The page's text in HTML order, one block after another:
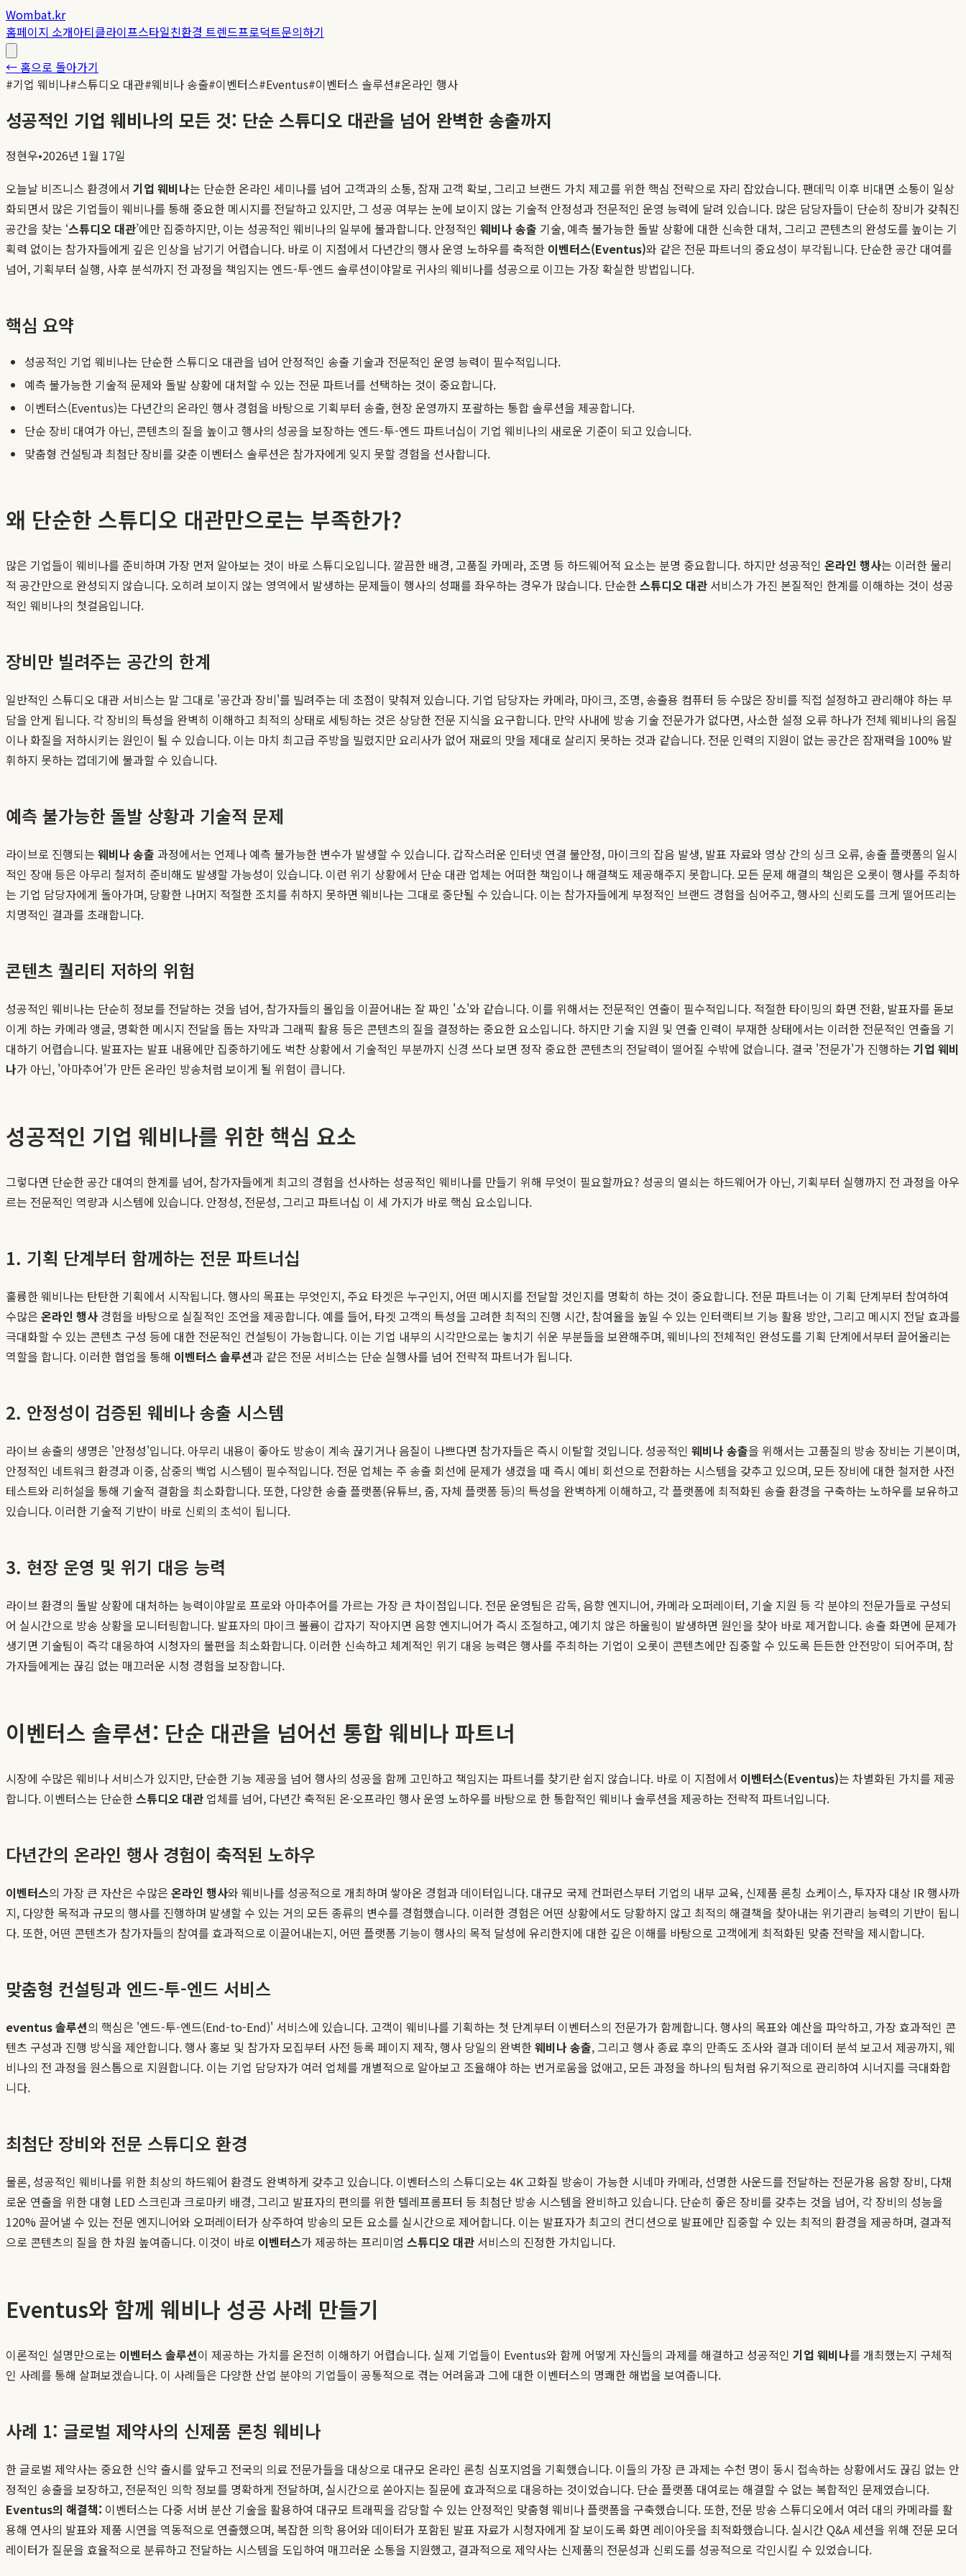
Wombat.kr
홈페이지 소개아티클라이프스타일친환경 트렌드프로덕트문의하기
← 홈으로 돌아가기
#기업 웨비나#스튜디오 대관#웨비나 송출#이벤터스#Eventus#이벤터스 솔루션#온라인 행사
성공적인 기업 웨비나의 모든 것: 단순 스튜디오 대관을 넘어 완벽한 송출까지
정현우•2026년 1월 17일
오늘날 비즈니스 환경에서 기업 웨비나는 단순한 온라인 세미나를 넘어 고객과의 소통, 잠재 고객 확보, 그리고 브랜드 가치 제고를 위한 핵심 전략으로 자리 잡았습니다. 팬데믹 이후 비대면 소통이 일상
화되면서 많은 기업들이 웨비나를 통해 중요한 메시지를 전달하고 있지만, 그 성공 여부는 눈에 보이지 않는 기술적 안정성과 전문적인 운영 능력에 달려 있습니다. 많은 담당자들이 단순히 장비가 갖춰진
공간을 찾는 ‘스튜디오 대관’에만 집중하지만, 이는 성공적인 웨비나의 일부에 불과합니다. 안정적인 웨비나 송출 기술, 예측 불가능한 돌발 상황에 대한 신속한 대처, 그리고 콘텐츠의 완성도를 높이는 기
획력 없이는 참가자들에게 깊은 인상을 남기기 어렵습니다. 바로 이 지점에서 다년간의 행사 운영 노하우를 축적한 이벤터스(Eventus)와 같은 전문 파트너의 중요성이 부각됩니다. 단순한 공간 대여를
넘어, 기획부터 실행, 사후 분석까지 전 과정을 책임지는 엔드-투-엔드 솔루션이야말로 귀사의 웨비나를 성공으로 이끄는 가장 확실한 방법입니다.
핵심 요약
성공적인 기업 웨비나는 단순한 스튜디오 대관을 넘어 안정적인 송출 기술과 전문적인 운영 능력이 필수적입니다.
예측 불가능한 기술적 문제와 돌발 상황에 대처할 수 있는 전문 파트너를 선택하는 것이 중요합니다.
이벤터스(Eventus)는 다년간의 온라인 행사 경험을 바탕으로 기획부터 송출, 현장 운영까지 포괄하는 통합 솔루션을 제공합니다.
단순 장비 대여가 아닌, 콘텐츠의 질을 높이고 행사의 성공을 보장하는 엔드-투-엔드 파트너십이 기업 웨비나의 새로운 기준이 되고 있습니다.
맞춤형 컨설팅과 최첨단 장비를 갖춘 이벤터스 솔루션은 참가자에게 잊지 못할 경험을 선사합니다.
왜 단순한 스튜디오 대관만으로는 부족한가?
많은 기업들이 웨비나를 준비하며 가장 먼저 알아보는 것이 바로 스튜디오입니다. 깔끔한 배경, 고품질 카메라, 조명 등 하드웨어적 요소는 분명 중요합니다. 하지만 성공적인 온라인 행사는 이러한 물리
적 공간만으로 완성되지 않습니다. 오히려 보이지 않는 영역에서 발생하는 문제들이 행사의 성패를 좌우하는 경우가 많습니다. 단순한스튜디오 대관 서비스가 가진 본질적인 한계를 이해하는 것이 성공
적인 웨비나의 첫걸음입니다.
장비만 빌려주는 공간의 한계
일반적인 스튜디오 대관 서비스는 말 그대로 '공간과 장비'를 빌려주는 데 초점이 맞춰져 있습니다. 기업 담당자는 카메라, 마이크, 조명, 송출용 컴퓨터 등 수많은 장비를 직접 설정하고 관리해야 하는 부
담을 안게 됩니다. 각 장비의 특성을 완벽히 이해하고 최적의 상태로 세팅하는 것은 상당한 전문 지식을 요구합니다. 만약 사내에 방송 기술 전문가가 없다면, 사소한 설정 오류 하나가 전체 웨비나의 음질
이나 화질을 저하시키는 원인이 될 수 있습니다. 이는 마치 최고급 주방을 빌렸지만 요리사가 없어 재료의 맛을 제대로 살리지 못하는 것과 같습니다. 전문 인력의 지원이 없는 공간은 잠재력을 100% 발
휘하지 못하는 껍데기에 불과할 수 있습니다.
예측 불가능한 돌발 상황과 기술적 문제
라이브로 진행되는 웨비나 송출 과정에서는 언제나 예측 불가능한 변수가 발생할 수 있습니다. 갑작스러운 인터넷 연결 불안정, 마이크의 잡음 발생, 발표 자료와 영상 간의 싱크 오류, 송출 플랫폼의 일시
적인 장애 등은 아무리 철저히 준비해도 발생할 가능성이 있습니다. 이런 위기 상황에서 단순 대관 업체는 어떠한 책임이나 해결책도 제공해주지 못합니다. 모든 문제 해결의 책임은 오롯이 행사를 주최하
는 기업 담당자에게 돌아가며, 당황한 나머지 적절한 조치를 취하지 못하면 웨비나는 그대로 중단될 수 있습니다. 이는 참가자들에게 부정적인 브랜드 경험을 심어주고, 행사의 신뢰도를 크게 떨어뜨리는
치명적인 결과를 초래합니다.
콘텐츠 퀄리티 저하의 위험
성공적인 웨비나는 단순히 정보를 전달하는 것을 넘어, 참가자들의 몰입을 이끌어내는 잘 짜인 '쇼'와 같습니다. 이를 위해서는 전문적인 연출이 필수적입니다. 적절한 타이밍의 화면 전환, 발표자를 돋보
이게 하는 카메라 앵글, 명확한 메시지 전달을 돕는 자막과 그래픽 활용 등은 콘텐츠의 질을 결정하는 중요한 요소입니다. 하지만 기술 지원 및 연출 인력이 부재한 상태에서는 이러한 전문적인 연출을 기
대하기 어렵습니다. 발표자는 발표 내용에만 집중하기에도 벅찬 상황에서 기술적인 부분까지 신경 쓰다 보면 정작 중요한 콘텐츠의 전달력이 떨어질 수밖에 없습니다. 결국 '전문가'가 진행하는 기업 웨비
나가 아닌, '아마추어'가 만든 온라인 방송처럼 보이게 될 위험이 큽니다.
성공적인 기업 웨비나를 위한 핵심 요소
그렇다면 단순한 공간 대여의 한계를 넘어, 참가자들에게 최고의 경험을 선사하는 성공적인 웨비나를 만들기 위해 무엇이 필요할까요? 성공의 열쇠는 하드웨어가 아닌, 기획부터 실행까지 전 과정을 아우
르는 전문적인 역량과 시스템에 있습니다. 안정성, 전문성, 그리고 파트너십 이 세 가지가 바로 핵심 요소입니다.
1. 기획 단계부터 함께하는 전문 파트너십
훌륭한 웨비나는 탄탄한 기획에서 시작됩니다. 행사의 목표는 무엇인지, 주요 타겟은 누구인지, 어떤 메시지를 전달할 것인지를 명확히 하는 것이 중요합니다. 전문 파트너는 이 기획 단계부터 참여하여
수많은 온라인 행사 경험을 바탕으로 실질적인 조언을 제공합니다. 예를 들어, 타겟 고객의 특성을 고려한 최적의 진행 시간, 참여율을 높일 수 있는 인터랙티브 기능 활용 방안, 그리고 메시지 전달 효과를
극대화할 수 있는 콘텐츠 구성 등에 대한 전문적인 컨설팅이 가능합니다. 이는 기업 내부의 시각만으로는 놓치기 쉬운 부분들을 보완해주며, 웨비나의 전체적인 완성도를 기획 단계에서부터 끌어올리는
역할을 합니다. 이러한 협업을 통해 이벤터스 솔루션과 같은 전문 서비스는 단순 실행사를 넘어 전략적 파트너가 됩니다.
2. 안정성이 검증된 웨비나 송출 시스템
라이브 송출의 생명은 '안정성'입니다. 아무리 내용이 좋아도 방송이 계속 끊기거나 음질이 나쁘다면 참가자들은 즉시 이탈할 것입니다. 성공적인 웨비나 송출을 위해서는 고품질의 방송 장비는 기본이며,
안정적인 네트워크 환경과 이중, 삼중의 백업 시스템이 필수적입니다. 전문 업체는 주 송출 회선에 문제가 생겼을 때 즉시 예비 회선으로 전환하는 시스템을 갖추고 있으며, 모든 장비에 대한 철저한 사전
테스트와 리허설을 통해 기술적 결함을 최소화합니다. 또한, 다양한 송출 플랫폼(유튜브, 줌, 자체 플랫폼 등)의 특성을 완벽하게 이해하고, 각 플랫폼에 최적화된 송출 환경을 구축하는 노하우를 보유하고
있습니다. 이러한 기술적 기반이 바로 신뢰의 초석이 됩니다.
3. 현장 운영 및 위기 대응 능력
라이브 환경의 돌발 상황에 대처하는 능력이야말로 프로와 아마추어를 가르는 가장 큰 차이점입니다. 전문 운영팀은 감독, 음향 엔지니어, 카메라 오퍼레이터, 기술 지원 등 각 분야의 전문가들로 구성되
어 실시간으로 방송 상황을 모니터링합니다. 발표자의 마이크 볼륨이 갑자기 작아지면 음향 엔지니어가 즉시 조절하고, 예기치 않은 하울링이 발생하면 원인을 찾아 바로 제거합니다. 송출 화면에 문제가
생기면 기술팀이 즉각 대응하여 시청자의 불편을 최소화합니다. 이러한 신속하고 체계적인 위기 대응 능력은 행사를 주최하는 기업이 오롯이 콘텐츠에만 집중할 수 있도록 든든한 안전망이 되어주며, 참
가자들에게는 끊김 없는 매끄러운 시청 경험을 보장합니다.
이벤터스 솔루션: 단순 대관을 넘어선 통합 웨비나 파트너
시장에 수많은 웨비나 서비스가 있지만, 단순한 기능 제공을 넘어 행사의 성공을 함께 고민하고 책임지는 파트너를 찾기란 쉽지 않습니다. 바로 이 지점에서 이벤터스(Eventus)는 차별화된 가치를 제공
합니다. 이벤터스는 단순한스튜디오 대관 업체를 넘어, 다년간 축적된 온·오프라인 행사 운영 노하우를 바탕으로 한 통합적인 웨비나 솔루션을 제공하는 전략적 파트너입니다.
다년간의 온라인 행사 경험이 축적된 노하우
이벤터스의 가장 큰 자산은 수많은 온라인 행사와 웨비나를 성공적으로 개최하며 쌓아온 경험과 데이터입니다. 대규모 국제 컨퍼런스부터 기업의 내부 교육, 신제품 론칭 쇼케이스, 투자자 대상 IR 행사까
지, 다양한 목적과 규모의 행사를 진행하며 발생할 수 있는 거의 모든 종류의 변수를 경험했습니다. 이러한 경험은 어떤 상황에서도 당황하지 않고 최적의 해결책을 찾아내는 위기관리 능력의 기반이 됩니
다. 또한, 어떤 콘텐츠가 참가자들의 참여를 효과적으로 이끌어내는지, 어떤 플랫폼 기능이 행사의 목적 달성에 유리한지에 대한 깊은 이해를 바탕으로 고객에게 최적화된 맞춤 전략을 제시합니다.
맞춤형 컨설팅과 엔드-투-엔드 서비스
eventus 솔루션의 핵심은 '엔드-투-엔드(End-to-End)' 서비스에 있습니다. 고객이 웨비나를 기획하는 첫 단계부터 이벤터스의 전문가가 함께합니다. 행사의 목표와 예산을 파악하고, 가장 효과적인 콘
텐츠 구성과 진행 방식을 제안합니다. 행사 홍보 및 참가자 모집부터 사전 등록 페이지 제작, 행사 당일의 완벽한웨비나 송출, 그리고 행사 종료 후의 만족도 조사와 결과 데이터 분석 보고서 제공까지, 웨
비나의 전 과정을 원스톱으로 지원합니다. 이는 기업 담당자가 여러 업체를 개별적으로 알아보고 조율해야 하는 번거로움을 없애고, 모든 과정을 하나의 팀처럼 유기적으로 관리하여 시너지를 극대화합
니다.
최첨단 장비와 전문 스튜디오 환경
물론, 성공적인 웨비나를 위한 최상의 하드웨어 환경도 완벽하게 갖추고 있습니다. 이벤터스의 스튜디오는 4K 고화질 방송이 가능한 시네마 카메라, 선명한 사운드를 전달하는 전문가용 음향 장비, 다채
로운 연출을 위한 대형 LED 스크린과 크로마키 배경, 그리고 발표자의 편의를 위한 텔레프롬프터 등 최첨단 방송 시스템을 완비하고 있습니다. 단순히 좋은 장비를 갖추는 것을 넘어, 각 장비의 성능을
120% 끌어낼 수 있는 전문 엔지니어와 오퍼레이터가 상주하여 방송의 모든 요소를 실시간으로 제어합니다. 이는 발표자가 최고의 컨디션으로 발표에만 집중할 수 있는 최적의 환경을 제공하며, 결과적
으로 콘텐츠의 질을 한 차원 높여줍니다. 이것이 바로 이벤터스가 제공하는 프리미엄 스튜디오 대관 서비스의 진정한 가치입니다.
Eventus와 함께 웨비나 성공 사례 만들기
이론적인 설명만으로는 이벤터스 솔루션이 제공하는 가치를 온전히 이해하기 어렵습니다. 실제 기업들이 Eventus와 함께 어떻게 자신들의 과제를 해결하고 성공적인 기업 웨비나를 개최했는지 구체적
인 사례를 통해 살펴보겠습니다. 이 사례들은 다양한 산업 분야의 기업들이 공통적으로 겪는 어려움과 그에 대한 이벤터스의 명쾌한 해법을 보여줍니다.
사례 1: 글로벌 제약사의 신제품 론칭 웨비나
한 글로벌 제약사는 중요한 신약 출시를 앞두고 전국의 의료 전문가들을 대상으로 대규모 온라인 론칭 심포지엄을 기획했습니다. 이들의 가장 큰 과제는 수천 명이 동시 접속하는 상황에서도 끊김 없는 안
정적인 송출을 보장하고, 전문적인 의학 정보를 명확하게 전달하며, 실시간으로 쏟아지는 질문에 효과적으로 대응하는 것이었습니다. 단순 플랫폼 대여로는 해결할 수 없는 복합적인 문제였습니다.
Eventus의 해결책: 이벤터스는 다중 서버 분산 기술을 활용하여 대규모 트래픽을 감당할 수 있는 안정적인 맞춤형 웨비나 플랫폼을 구축했습니다. 또한, 전문 방송 스튜디오에서 여러 대의 카메라를 활
용해 연사의 발표와 제품 시연을 역동적으로 연출했으며, 복잡한 의학 용어와 데이터가 포함된 발표 자료가 시청자에게 잘 보이도록 화면 레이아웃을 최적화했습니다. 실시간 Q&A 세션을 위해 전문 모더
레이터가 질문을 효율적으로 분류하고 전달하는 시스템을 도입하여 매끄러운 소통을 지원했고, 결과적으로 제약사는 신제품의 전문성과 신뢰도를 성공적으로 각인시킬 수 있었습니다.